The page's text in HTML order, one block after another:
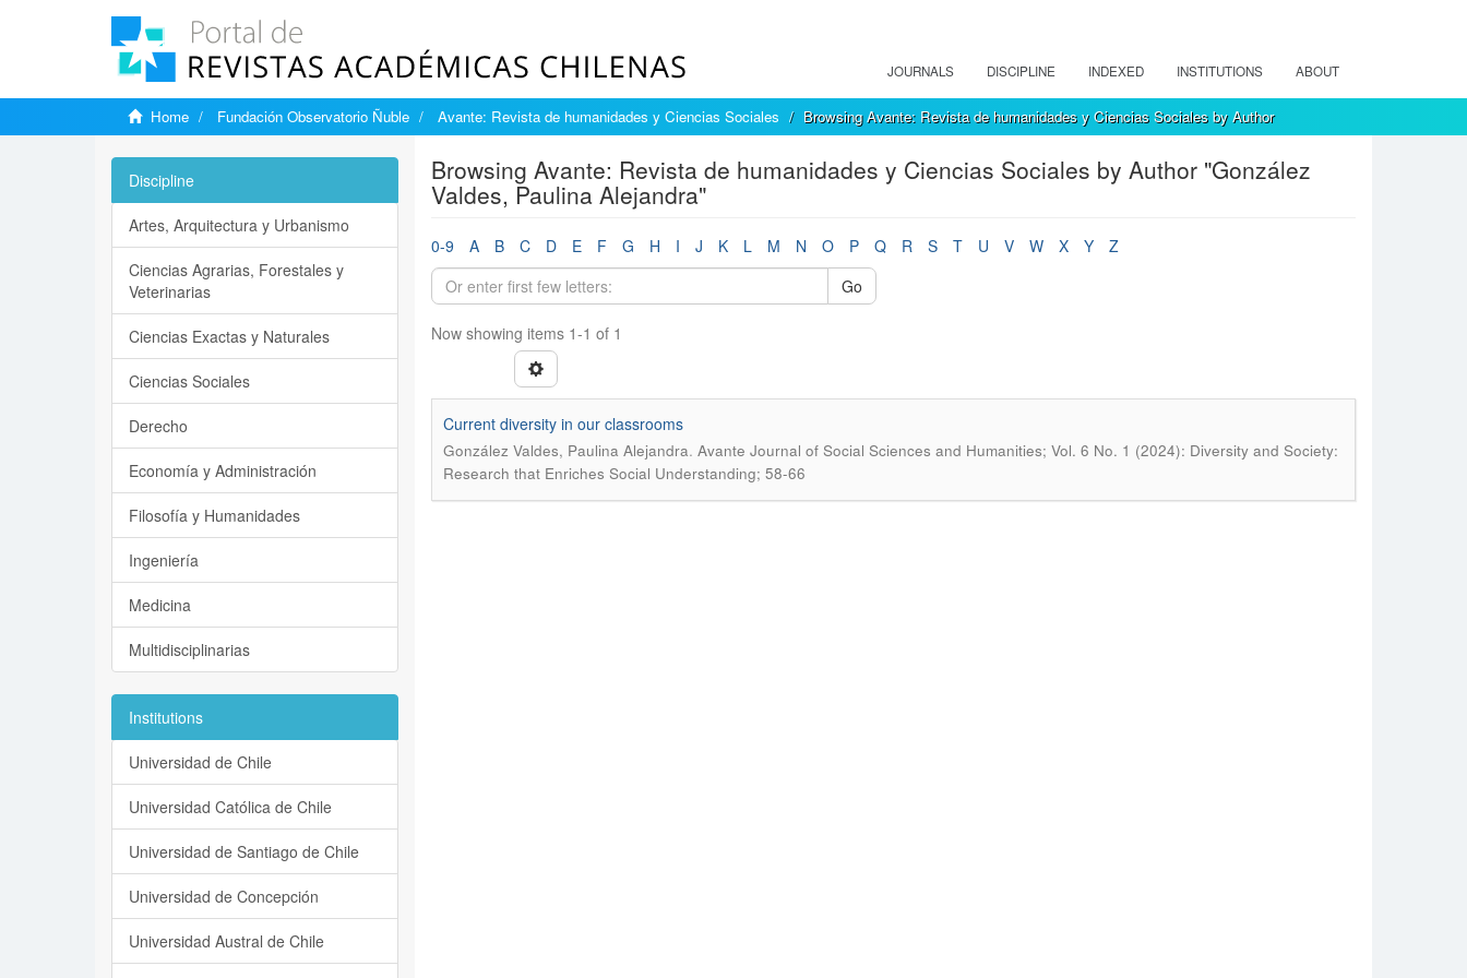
JOURNALS DISCIPLINE INDEXED INSTITUTIONS ABOUT
Home Fundación Observatorio Ñuble Avante: Revista de humanidades y Ciencias Sociales Browsing Avante: Revista de humanidades y Ciencias Sociales by Author
Browsing Avante: Revista de humanidades y Ciencias Sociales by Author "González
Valdes, Paulina Alejandra"
0-9 A B C D E F G H I J K L M N O P Q R S T U V W X Y
Z
Go
Now showing items 1-1 of 1
Current diversity in our classrooms
González Valdes, Paulina Alejandra. Avante Journal of Social Sciences and Humanities; Vol. 6 No. 1 (2024): Diversity and Society:
Research that Enriches Social Understanding; 58-66
Discipline
Artes, Arquitectura y Urbanismo
Ciencias Agrarias, Forestales y
Veterinarias
Ciencias Exactas y Naturales
Ciencias Sociales
Derecho
Economía y Administración
Filosofía y Humanidades
Ingeniería
Medicina
Multidisciplinarias
Institutions
Universidad de Chile
Universidad Católica de Chile
Universidad de Santiago de Chile
Universidad de Concepción
Universidad Austral de Chile